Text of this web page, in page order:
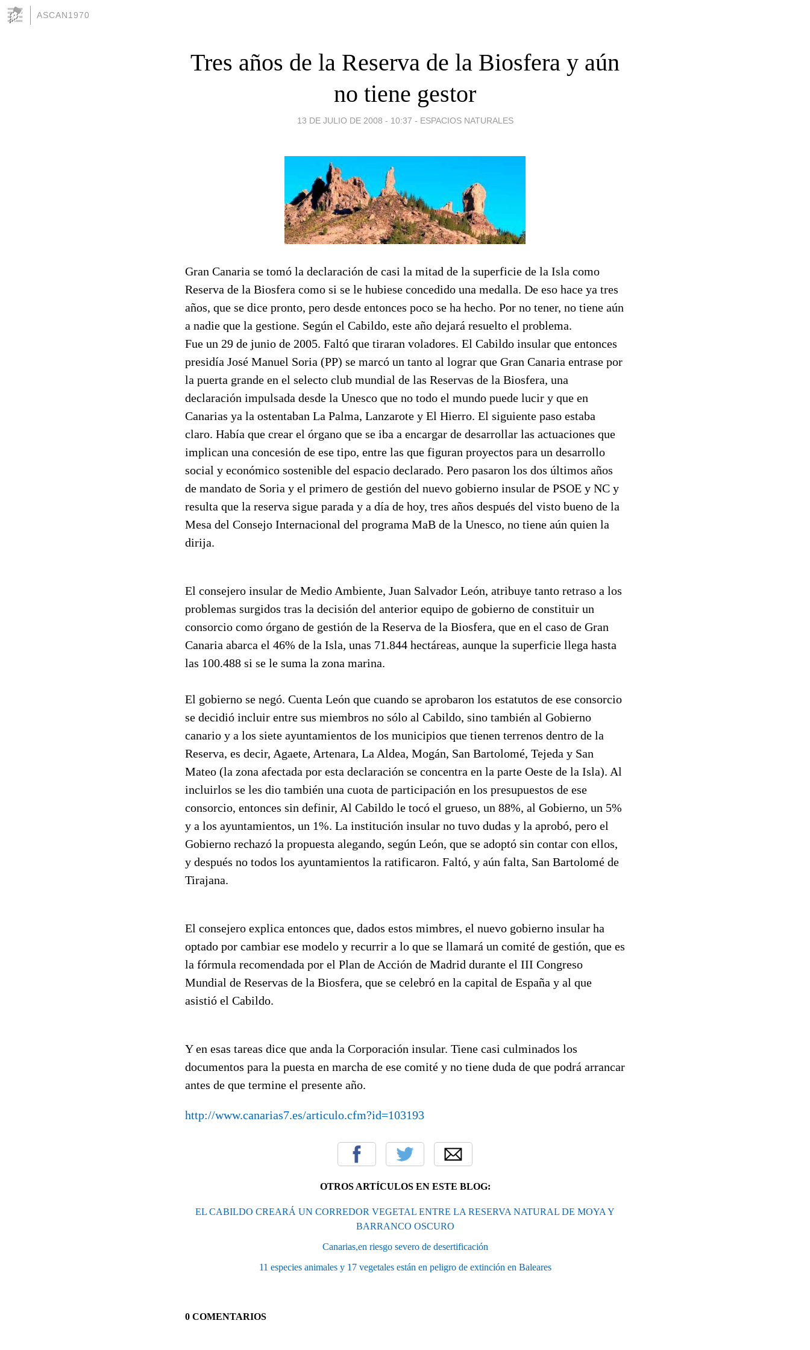
ASCAN1970
Tres años de la Reserva de la Biosfera y aún
no tiene gestor
13 DE JULIO DE 2008 - 10:37 - ESPACIOS NATURALES
Gran Canaria se tomó la declaración de casi la mitad de la superficie de la Isla como
Reserva de la Biosfera como si se le hubiese concedido una medalla. De eso hace ya tres
años, que se dice pronto, pero desde entonces poco se ha hecho. Por no tener, no tiene aún
a nadie que la gestione. Según el Cabildo, este año dejará resuelto el problema.
Fue un 29 de junio de 2005. Faltó que tiraran voladores. El Cabildo insular que entonces
presidía José Manuel Soria (PP) se marcó un tanto al lograr que Gran Canaria entrase por
la puerta grande en el selecto club mundial de las Reservas de la Biosfera, una
declaración impulsada desde la Unesco que no todo el mundo puede lucir y que en
Canarias ya la ostentaban La Palma, Lanzarote y El Hierro. El siguiente paso estaba
claro. Había que crear el órgano que se iba a encargar de desarrollar las actuaciones que
implican una concesión de ese tipo, entre las que figuran proyectos para un desarrollo
social y económico sostenible del espacio declarado. Pero pasaron los dos últimos años
de mandato de Soria y el primero de gestión del nuevo gobierno insular de PSOE y NC y
resulta que la reserva sigue parada y a día de hoy, tres años después del visto bueno de la
Mesa del Consejo Internacional del programa MaB de la Unesco, no tiene aún quien la
dirija.
El consejero insular de Medio Ambiente, Juan Salvador León, atribuye tanto retraso a los
problemas surgidos tras la decisión del anterior equipo de gobierno de constituir un
consorcio como órgano de gestión de la Reserva de la Biosfera, que en el caso de Gran
Canaria abarca el 46% de la Isla, unas 71.844 hectáreas, aunque la superficie llega hasta
las 100.488 si se le suma la zona marina.
El gobierno se negó. Cuenta León que cuando se aprobaron los estatutos de ese consorcio
se decidió incluir entre sus miembros no sólo al Cabildo, sino también al Gobierno
canario y a los siete ayuntamientos de los municipios que tienen terrenos dentro de la
Reserva, es decir, Agaete, Artenara, La Aldea, Mogán, San Bartolomé, Tejeda y San
Mateo (la zona afectada por esta declaración se concentra en la parte Oeste de la Isla). Al
incluirlos se les dio también una cuota de participación en los presupuestos de ese
consorcio, entonces sin definir, Al Cabildo le tocó el grueso, un 88%, al Gobierno, un 5%
y a los ayuntamientos, un 1%. La institución insular no tuvo dudas y la aprobó, pero el
Gobierno rechazó la propuesta alegando, según León, que se adoptó sin contar con ellos,
y después no todos los ayuntamientos la ratificaron. Faltó, y aún falta, San Bartolomé de
Tirajana.
El consejero explica entonces que, dados estos mimbres, el nuevo gobierno insular ha
optado por cambiar ese modelo y recurrir a lo que se llamará un comité de gestión, que es
la fórmula recomendada por el Plan de Acción de Madrid durante el III Congreso
Mundial de Reservas de la Biosfera, que se celebró en la capital de España y al que
asistió el Cabildo.
Y en esas tareas dice que anda la Corporación insular. Tiene casi culminados los
documentos para la puesta en marcha de ese comité y no tiene duda de que podrá arrancar
antes de que termine el presente año.
http://www.canarias7.es/articulo.cfm?id=103193
OTROS ARTÍCULOS EN ESTE BLOG:
EL CABILDO CREARÁ UN CORREDOR VEGETAL ENTRE LA RESERVA NATURAL DE MOYA Y
BARRANCO OSCURO
Canarias,en riesgo severo de desertificación
11 especies animales y 17 vegetales están en peligro de extinción en Baleares
0 COMENTARIOS